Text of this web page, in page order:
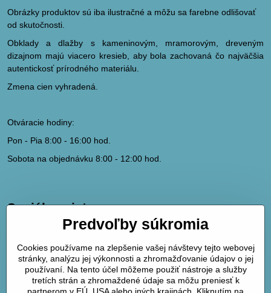
Obrázky produktov sú iba ilustračné a môžu sa farebne odlišovať
od skutočnosti.
Obklady a dlažby s kameninovým, mramorovým, dreveným
dizajnom majú viacero kresieb, aby bola zachovaná čo najväčšia
autentickosť prírodného materiálu.
Zmena cien vyhradená.
Otváracie hodiny:
Pon - Pia 8:00 - 16:00 hod.
Sobota na objednávku 8:00 - 12:00 hod.
Sociálne siete
hydrodk@hydrodk.sk
Facebook
Instagram
Pinterest
Predvoľby súkromia
Cookies používame na zlepšenie vašej návštevy tejto webovej
stránky, analýzu jej výkonnosti a zhromažďovanie údajov o jej
používaní. Na tento účel môžeme použiť nástroje a služby
tretích strán a zhromaždené údaje sa môžu preniesť k